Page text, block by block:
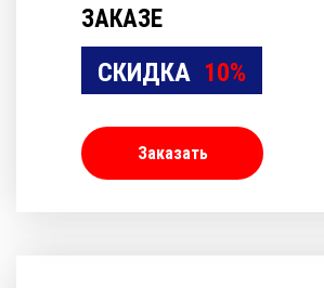
ЗАКАЗЕ
СКИДКА 10%
Заказать